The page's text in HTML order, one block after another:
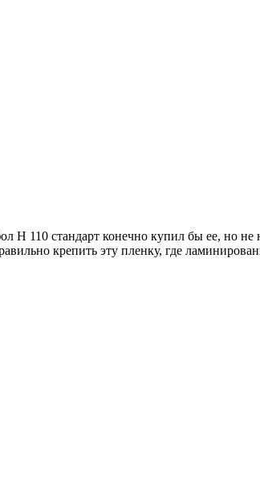
Н 110 стандарт конечно купил бы ее, но не
крепить эту пленку, где